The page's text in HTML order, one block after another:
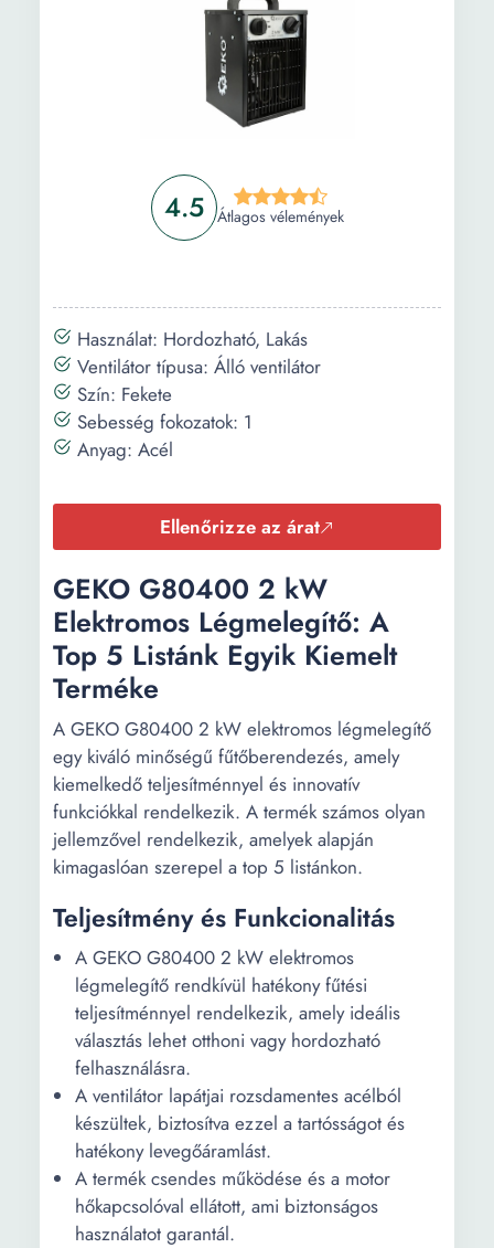
4.5 Átlagos vélemények
Használat: Hordozható, Lakás
Ventilátor típusa: Álló ventilátor
Szín: Fekete
Sebesség fokozatok: 1
Anyag: Acél
Ellenőrizze az árat
GEKO G80400 2 kW
Elektromos Légmelegítő: A
Top 5 Listánk Egyik Kiemelt
Terméke
A GEKO G80400 2 kW elektromos légmelegítő
egy kiváló minőségű fűtőberendezés, amely
kiemelkedő teljesítménnyel és innovatív
funkciókkal rendelkezik. A termék számos olyan
jellemzővel rendelkezik, amelyek alapján
kimagaslóan szerepel a top 5 listánkon.
Teljesítmény és Funkcionalitás
A GEKO G80400 2 kW elektromos
légmelegítő rendkívül hatékony fűtési
teljesítménnyel rendelkezik, amely ideális
választás lehet otthoni vagy hordozható
felhasználásra.
A ventilátor lapátjai rozsdamentes acélból
készültek, biztosítva ezzel a tartósságot és
hatékony levegőáramlást.
A termék csendes működése és a motor
hőkapcsolóval ellátott, ami biztonságos
használatot garantál.